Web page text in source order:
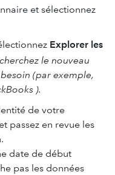
et sélectionnez
Explorer les
le nouveau
(par exemple,
).
de votre
passez en revue les
date de début
pas les données